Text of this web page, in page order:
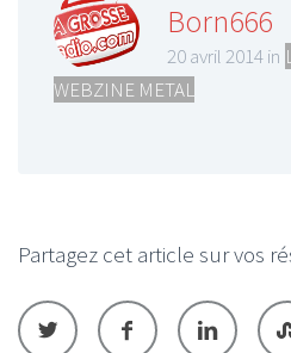
Born666
20 avril 2014 in
WEBZINE METAL
Partagez cet article sur vos